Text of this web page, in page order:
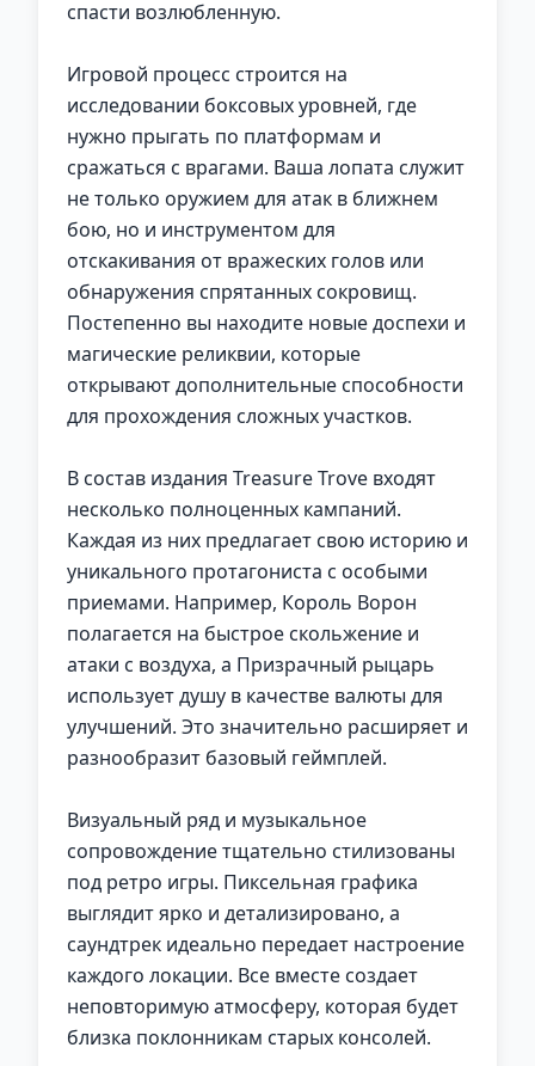
спасти возлюбленную.
Игровой процесс строится на
исследовании боксовых уровней, где
нужно прыгать по платформам и
сражаться с врагами. Ваша лопата служит
не только оружием для атак в ближнем
бою, но и инструментом для
отскакивания от вражеских голов или
обнаружения спрятанных сокровищ.
Постепенно вы находите новые доспехи и
магические реликвии, которые
открывают дополнительные способности
для прохождения сложных участков.
В состав издания Treasure Trove входят
несколько полноценных кампаний.
Каждая из них предлагает свою историю и
уникального протагониста с особыми
приемами. Например, Король Ворон
полагается на быстрое скольжение и
атаки с воздуха, а Призрачный рыцарь
использует душу в качестве валюты для
улучшений. Это значительно расширяет и
разнообразит базовый геймплей.
Визуальный ряд и музыкальное
сопровождение тщательно стилизованы
под ретро игры. Пиксельная графика
выглядит ярко и детализировано, а
саундтрек идеально передает настроение
каждого локации. Все вместе создает
неповторимую атмосферу, которая будет
близка поклонникам старых консолей.